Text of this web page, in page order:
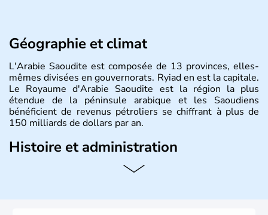
Géographie et climat
L'Arabie Saoudite est composée de 13 provinces, elles-
mêmes divisées en gouvernorats. Ryiad en est la capitale.
Le Royaume d'Arabie Saoudite est la région la plus
étendue de la péninsule arabique et les Saoudiens
bénéficient de revenus pétroliers se chiffrant à plus de
150 milliards de dollars par an.
Histoire et administration
Limitrophe du Koweit, de la Jordanie ou bien encore du